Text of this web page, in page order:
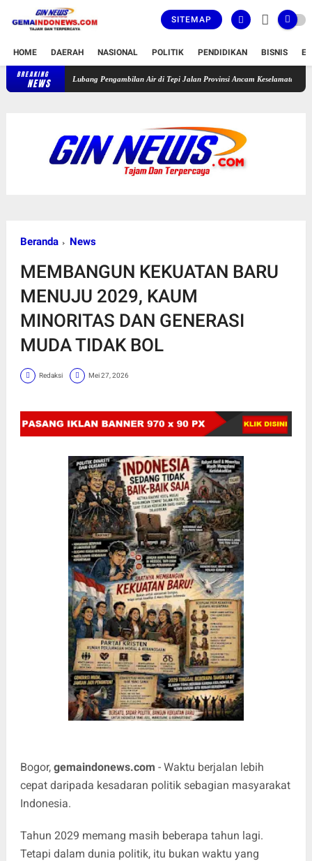
SITEMAP
HOME DAERAH NASIONAL POLITIK PENDIDIKAN BISNIS
BREAKING
NEWS
Lubang Pengambilan Air di Tepi Jalan Provinsi Ancam Keselamatan Pengguna Jalan
Beranda News
MEMBANGUN KEKUATAN BARU
MENUJU 2029, KAUM
MINORITAS DAN GENERASI
MUDA TIDAK BOL
Redaksi Mei 27, 2026
Bogor, gemaindonews.com - Waktu berjalan lebih
cepat daripada kesadaran politik sebagian masyarakat
Indonesia.
Tahun 2029 memang masih beberapa tahun lagi.
Tetapi dalam dunia politik, itu bukan waktu yang